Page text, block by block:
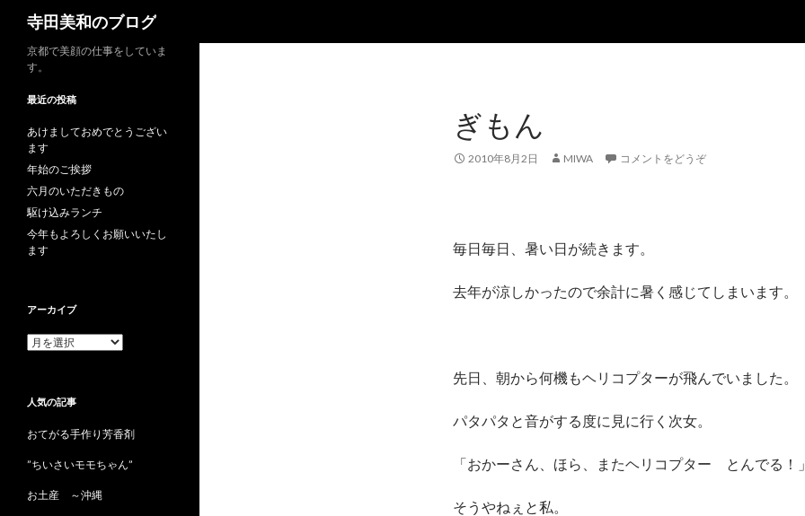
寺田美和のブログ
ぎもん
2010年8月2日 MIWA コメントをどうぞ
毎日毎日、暑い日が続きます。
去年が涼しかったので余計に暑く感じてしまいます。
先日、朝から何機もヘリコプターが飛んでいました。
パタパタと音がする度に見に行く次女。
「おかーさん、ほら、またヘリコプター とんでる！
そうやねぇと私。
京都で美顔の仕事をしていま
す。
最近の投稿
あけましておめでとうござい
ます
年始のご挨拶
六月のいただきもの
駆け込みランチ
今年もよろしくお願いいたし
ます
アーカイブ
ア
ブ
人気の記事
おてがる手作り芳香剤
”ちいさいモモちゃん”
お土産 ～沖縄